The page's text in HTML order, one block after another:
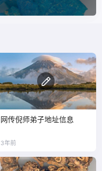
网传倪师弟子地址信息
3年前